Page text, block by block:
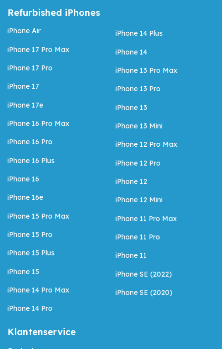
Refurbished iPhones
iPhone Air
iPhone 17 Pro Max
iPhone 17 Pro
iPhone 17
iPhone 17e
iPhone 16 Pro Max
iPhone 16 Pro
iPhone 16 Plus
iPhone 16
iPhone 16e
iPhone 15 Pro Max
iPhone 15 Pro
iPhone 15 Plus
iPhone 15
iPhone 14 Pro Max
iPhone 14 Pro
iPhone 14 Plus
iPhone 14
iPhone 13 Pro Max
iPhone 13 Pro
iPhone 13
iPhone 13 Mini
iPhone 12 Pro Max
iPhone 12 Pro
iPhone 12
iPhone 12 Mini
iPhone 11 Pro Max
iPhone 11 Pro
iPhone 11
iPhone SE (2022)
iPhone SE (2020)
Klantenservice